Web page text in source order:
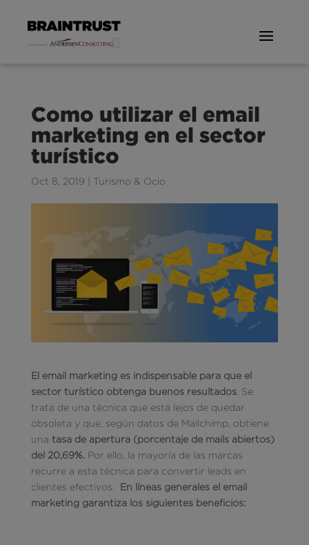
Como utilizar el email
marketing en el sector
turístico
Oct 8, 2019 Turismo & Ocio
El email marketing es indispensable para que el
sector turístico obtenga buenos resultados. Se
trata de una técnica que está lejos de quedar
obsoleta y que, según datos de Mailchimp, obtiene
una tasa de apertura (porcentaje de mails abiertos)
del 20,69%. Por ello, la mayoría de las marcas
recurre a esta técnica para convertir leads en
clientes efectivos. En líneas generales el email
marketing garantiza los siguientes beneficios: